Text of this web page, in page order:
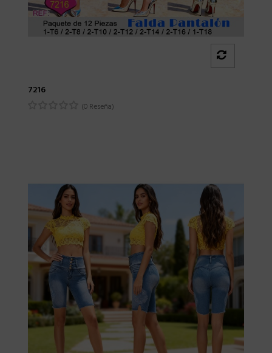
7216
(0 Reseña)